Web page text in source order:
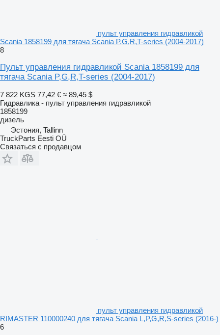
пульт управления гидравликой
Scania 1858199 для тягача Scania P,G,R,T-series (2004-2017)
8
Пульт управления гидравликой Scania 1858199 для
тягача Scania P,G,R,T-series (2004-2017)
7 822 KGS 77,42 € ≈ 89,45 $
Гидравлика - пульт управления гидравликой
1858199
дизель
Эстония, Tallinn
TruckParts Eesti OÜ
Связаться с продавцом
пульт управления гидравликой
RIMASTER 110000240 для тягача Scania L,P,G,R,S-series (2016-)
6